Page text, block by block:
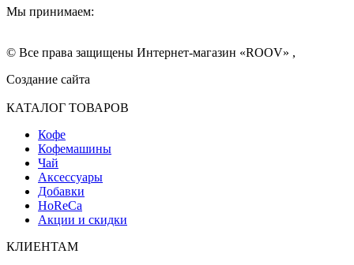
Мы принимаем:
© Все права защищены Интернет-магазин «ROOV» ,
Создание сайта
КАТАЛОГ ТОВАРОВ
Кофе
Кофемашины
Чай
Аксессуары
Добавки
HoReCa
Акции и скидки
КЛИЕНТАМ